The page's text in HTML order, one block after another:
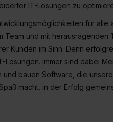
IT-Lösungen zu
für alle
und mit herausragenden
Kunden im Sinn. Denn
Immer sind dabei
bauen Software, die
macht, in der Erfolg